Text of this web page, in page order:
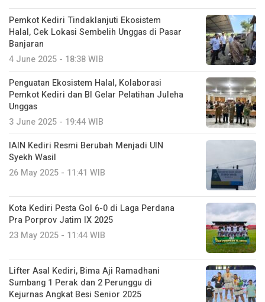
Pemkot Kediri Tindaklanjuti Ekosistem
Halal, Cek Lokasi Sembelih Unggas di Pasar
Banjaran
4 June 2025 - 18:38 WIB
Penguatan Ekosistem Halal, Kolaborasi
Pemkot Kediri dan BI Gelar Pelatihan Juleha
Unggas
3 June 2025 - 19:44 WIB
IAIN Kediri Resmi Berubah Menjadi UIN
Syekh Wasil
26 May 2025 - 11:41 WIB
Kota Kediri Pesta Gol 6-0 di Laga Perdana
Pra Porprov Jatim IX 2025
23 May 2025 - 11:44 WIB
Lifter Asal Kediri, Bima Aji Ramadhani
Sumbang 1 Perak dan 2 Perunggu di
Kejurnas Angkat Besi Senior 2025